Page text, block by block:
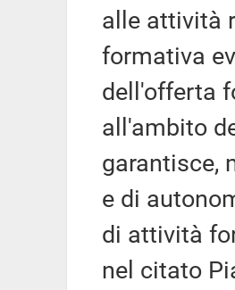
alle attività
formativa
dell'offerta
all'ambito
garantisce,
e di
di attività
nel citato